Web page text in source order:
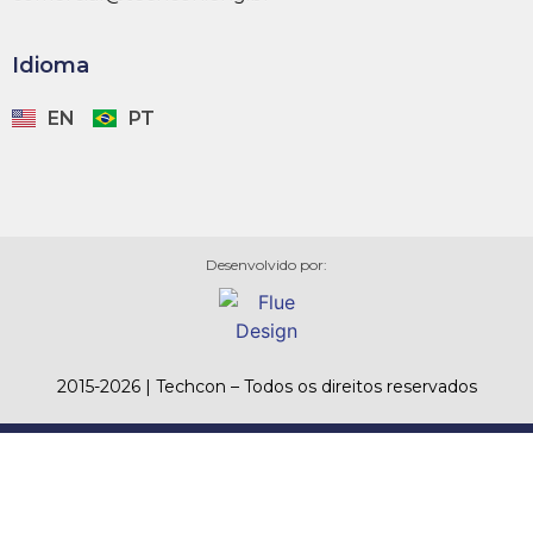
Idioma
EN PT
2015-2026 | Techcon – Todos os direitos reservados
Desenvolvido por: